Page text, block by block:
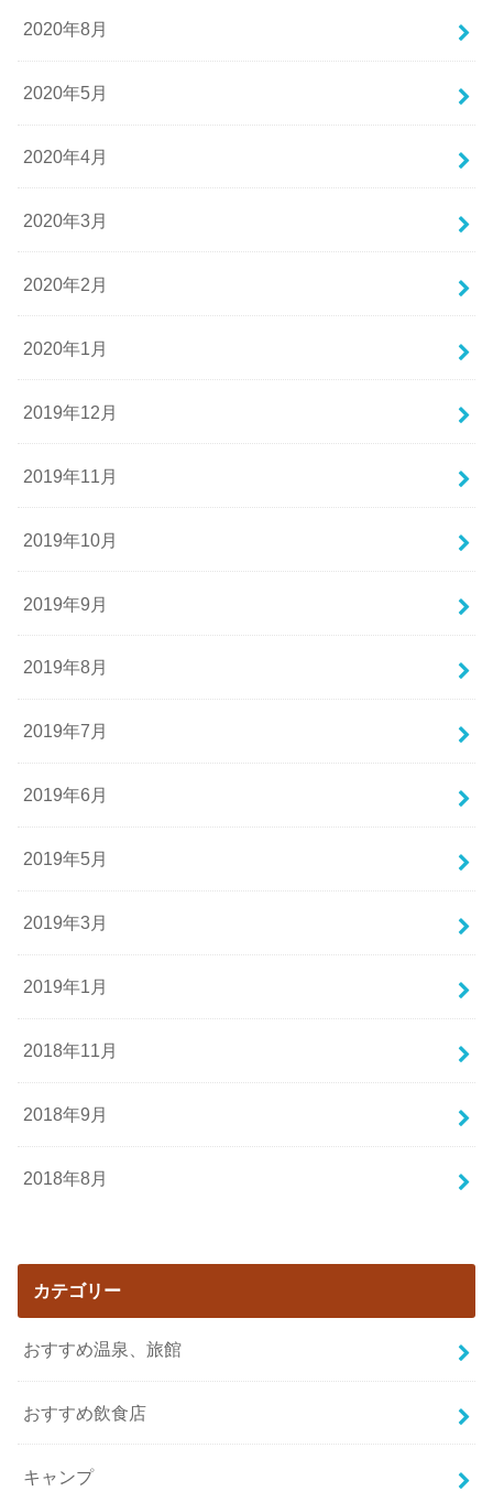
2020年8月
2020年5月
2020年4月
2020年3月
2020年2月
2020年1月
2019年12月
2019年11月
2019年10月
2019年9月
2019年8月
2019年7月
2019年6月
2019年5月
2019年3月
2019年1月
2018年11月
2018年9月
2018年8月
カテゴリー
おすすめ温泉、旅館
おすすめ飲食店
キャンプ